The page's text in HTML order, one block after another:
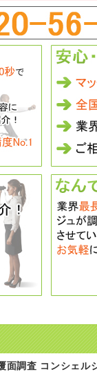
面調査 コンシェル